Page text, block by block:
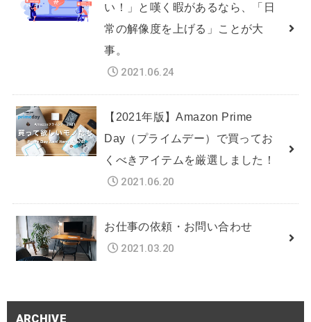
い！」と嘆く暇があるなら、「日
常の解像度を上げる」ことが大
事。
2021.06.24
【2021年版】Amazon Prime
Day（プライムデー）で買ってお
くべきアイテムを厳選しました！
2021.06.20
お仕事の依頼・お問い合わせ
2021.03.20
ARCHIVE